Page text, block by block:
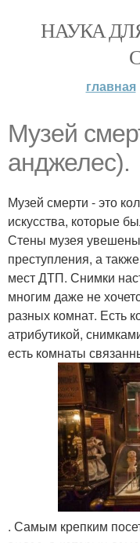
НАУКА
главная
Музей
анджелес).
Музей смерти - это
искусства, которые
Стены музея
преступления, а
мест ДТП. Снимки
многим даже не
разных комнат. Есть
атрибутикой,
есть комнаты
. Самым крепким